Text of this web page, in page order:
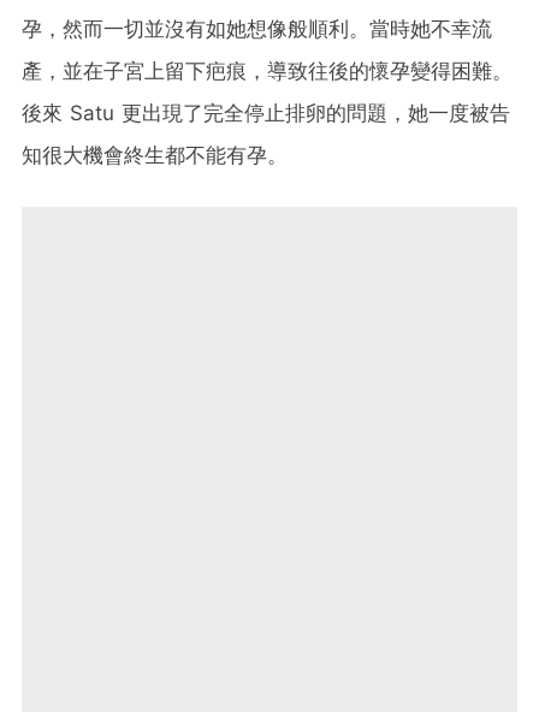
孕，然而一切並沒有如她想像般順利。當時她不幸流
產，並在子宮上留下疤痕，導致往後的懷孕變得困難。
後來 Satu 更出現了完全停止排卵的問題，她一度被告
知很大機會終生都不能有孕。